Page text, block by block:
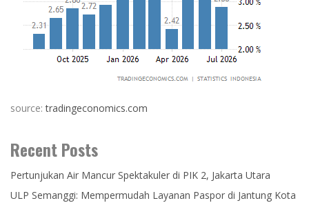
source:tradingeconomics.com
Recent Posts
Pertunjukan Air Mancur Spektakuler di PIK 2, Jakarta Utara
ULP Semanggi: Mempermudah Layanan Paspor di Jantung Kota